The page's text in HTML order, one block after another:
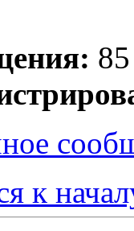
85
к